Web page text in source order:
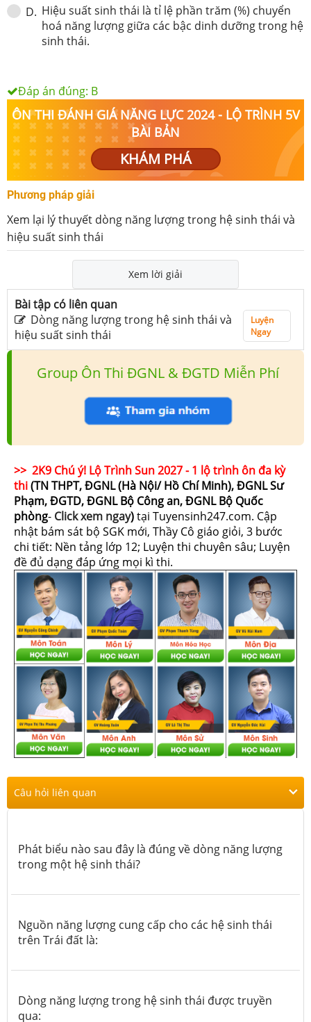
D. Hiệu suất sinh thái là tỉ lệ phần trăm (%) chuyển
hoá năng lượng giữa các bậc dinh dưỡng trong hệ
sinh thái.
Đáp án đúng: B
ÔN THI ĐÁNH GIÁ NĂNG LỰC 2024 - LỘ TRÌNH 5V
BÀI BẢN
KHÁM PHÁ
Phương pháp giải
Xem lại lý thuyết dòng năng lượng trong hệ sinh thái và
hiệu suất sinh thái
Xem lời giải
Bài tập có liên quan
Dòng năng lượng trong hệ sinh thái và
hiệu suất sinh thái
Luyện
Ngay
Group Ôn Thi ĐGNL & ĐGTD Miễn Phí
>> 2K9 Chú ý! Lộ Trình Sun 2027 - 1 lộ trình ôn đa kỳ
thi(TN THPT, ĐGNL (Hà Nội/ Hồ Chí Minh), ĐGNL Sư
Phạm, ĐGTD, ĐGNL Bộ Công an, ĐGNL Bộ Quốc
phòng- Click xem ngay)tại Tuyensinh247.com. Cập
nhật bám sát bộ SGK mới, Thầy Cô giáo giỏi, 3 bước
chi tiết: Nền tảng lớp 12; Luyện thi chuyên sâu; Luyện
đề đủ dạng đáp ứng mọi kì thi.
Câu hỏi liên quan
Phát biểu nào sau đây là đúng về dòng năng lượng
trong một hệ sinh thái?
Nguồn năng lượng cung cấp cho các hệ sinh thái
trên Trái đất là:
Dòng năng lượng trong hệ sinh thái được truyền
qua: